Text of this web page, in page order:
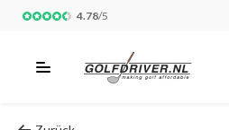
4.78/5